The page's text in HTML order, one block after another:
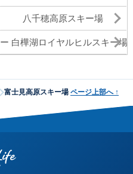
八千穂高原スキー場
白樺湖ロイヤルヒルスキー場
富士見高原スキー場 ページ上部へ ↑